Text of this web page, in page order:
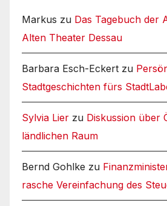
Markus zu Das Tagebuch der
Alten Theater Dessau
Barbara Esch-Eckert zu
Stadtgeschichten fürs
Sylvia Lier zu Diskussion über
ländlichen Raum
Bernd Gohlke zu
rasche Vereinfachung des